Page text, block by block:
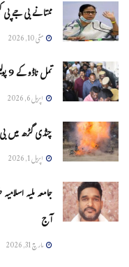
ممتا نے بی جے
مئی 10, 2026
تمل ناڈو کے 9 پولیس اہلکاروں کو سزائے موت
اپریل 6, 2026
چنڈی گڑھ میں بی
اپریل 1, 2026
جامعہ ملیہ
آج
مارچ 31, 2026